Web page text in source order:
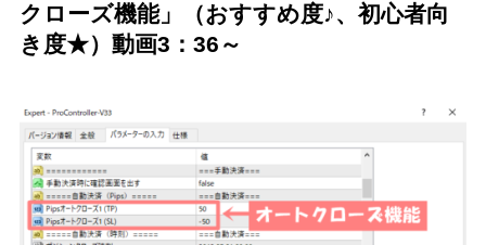
クローズ機能」（おすすめ度♪、初心者向
き度★）動画3：36～